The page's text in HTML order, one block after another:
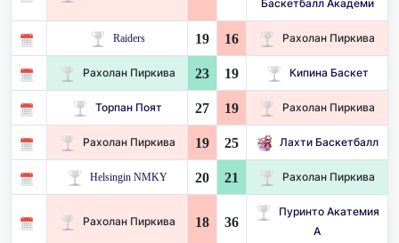
Баскетбалл Академи
Raiders 19 16 Рахолан Пиркива
Рахолан Пиркива 23 19 Кипина Баскет
Торпан Поят 27 19 Рахолан Пиркива
Рахолан Пиркива 19 25 Лахти Баскетбалл
Helsingin NMKY 20 21 Рахолан Пиркива
Рахолан Пиркива 18 36
Пуринто Акатемия
А